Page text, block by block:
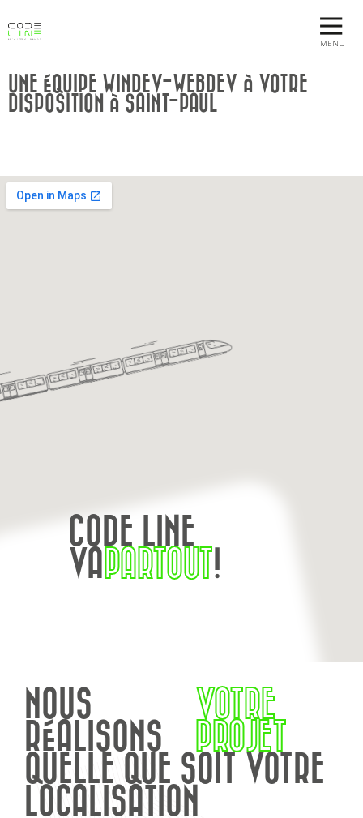
MENU
UNE ÉQUIPE WINDEV-WEBDEV À VOTRE
DISPOSITION À SAINT-PAUL
CODE LINE
VAPARTOUT!
NOUS
RÉALISONS
VOTRE
PROJET
QUELLE QUE SOIT VOTRE
LOCALISATION